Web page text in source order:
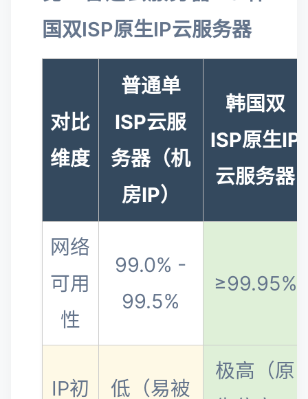
国双ISP原生IP云服务器
对比
维度
普通单
ISP云服
务器（机
房IP）
韩国双
ISP原生IP
云服务器
网络
可用
性
99.0% -
99.5%
≥99.95%
IP初
低（易被
极高（原